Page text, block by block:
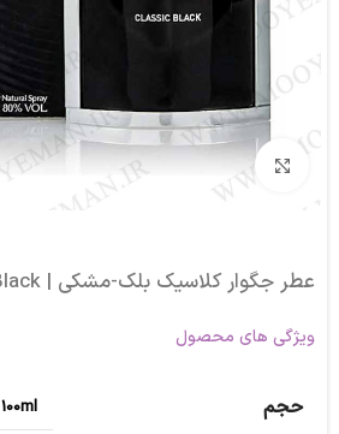
برای بزرگنمایی کلیک کنید
عطر جگوار کلاسیک بلک-مشکی | Jaguar Classic Black
ویژگی های محصول
حجم 100ml انتخاب نوع: اورجینال پلمپ